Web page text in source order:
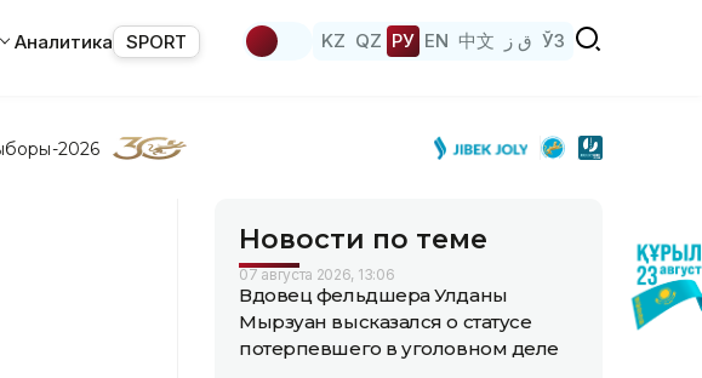
Аналитика SPORT KZ QZ РУ EN 中文 ق ز ЎЗ
2026
Новости по теме
07 августа 2026, 13:06
Вдовец фельдшера Улданы
Мырзуан высказался о статусе
потерпевшего в уголовном деле